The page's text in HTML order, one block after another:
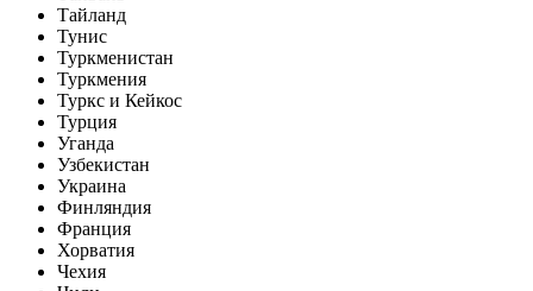
Тайланд
Тунис
Туркменистан
Туркмения
Туркс и Кейкос
Турция
Уганда
Узбекистан
Украина
Финляндия
Франция
Хорватия
Чехия